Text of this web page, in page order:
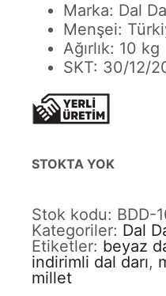
Marka: Dal
Menşei:
Ağırlık: 10 kg
SKT: 30/12/
STOKTA YOK
Stok kodu: BDD-
Kategoriler: Dal
Etiketler: beyaz
indirimli dal darı,
millet